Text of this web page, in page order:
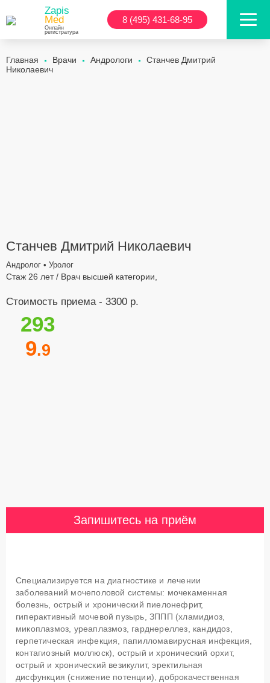
Zapis
Med
Онлайн
регистратура
8 (495) 431-68-95
Главная Врачи Андрологи
Станчев Дмитрий
Николаевич
Станчев Дмитрий Николаевич
Андролог • Уролог
Стаж 26 лет / Врач высшей категории,
Стоимость приема - 3300 р.
293
9.9
Запишитесь на приём
Специализируется на диагностике и лечении
заболеваний мочеполовой системы: мочекаменная
болезнь, острый и хронический пиелонефрит,
гиперактивный мочевой пузырь, ЗППП (хламидиоз,
микоплазмоз, уреаплазмоз, гарднереллез, кандидоз,
герпетическая инфекция, папилломавирусная инфекция,
контагиозный моллюск), острый и хронический орхит,
острый и хронический везикулит, эректильная
дисфункция (снижение потенции), доброкачественная